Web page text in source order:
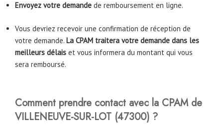
Envoyez votre demande de remboursement en ligne.
Vous devriez recevoir une confirmation de réception de
votre demande. La CPAM traitera votre demande dans les
meilleurs délais et vous informera du montant qui vous
sera remboursé.
Comment prendre contact avec la CPAM de
VILLENEUVE-SUR-LOT (47300) ?